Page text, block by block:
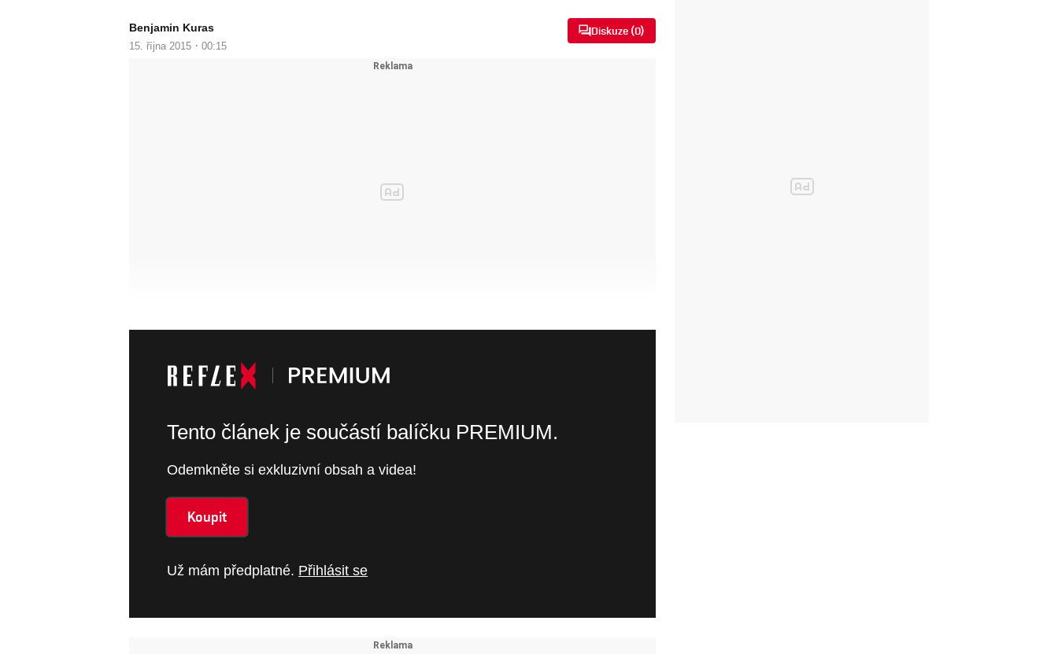
Benjamin Kuras
15. října 2015 · 00:15
Diskuze (0)
Tento článek je součástí balíčku PREMIUM.
Odemkněte si exkluzivní obsah a videa!
Koupit
Už mám předplatné. Přihlásit se